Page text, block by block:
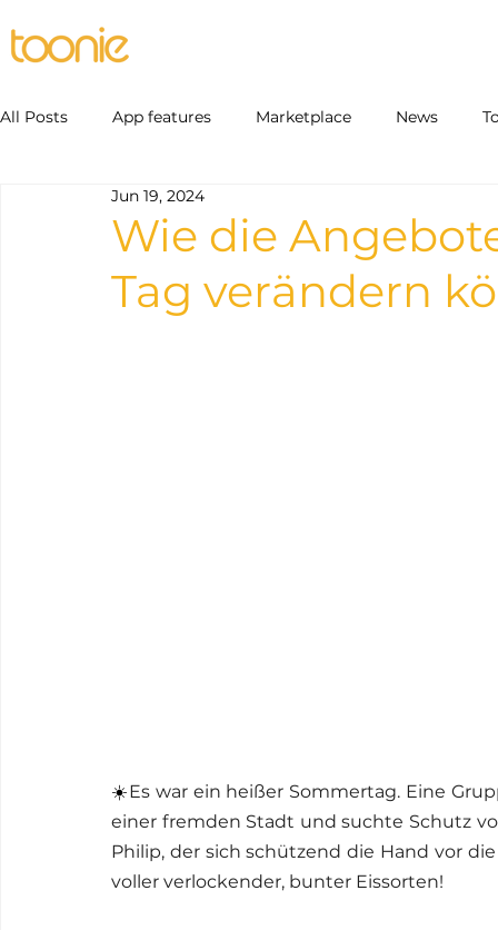
All Posts App features Marketplace News
Wie die
Tag verändern
Jun 19, 2024
☀️Es war ein heißer Sommertag. Eine
einer fremden Stadt und suchte Schutz
Philip, der sich schützend die Hand vor
voller verlockender, bunter Eissorten!